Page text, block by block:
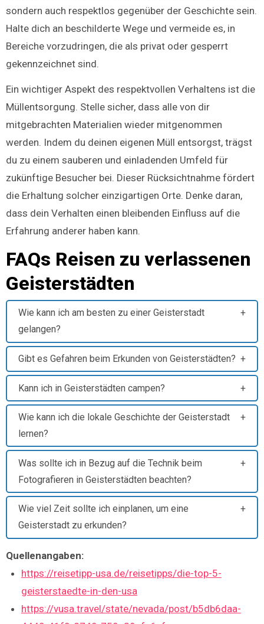
sondern auch respektlos gegenüber der Geschichte sein.
Halte dich an beschilderte Wege und vermeide es, in
Bereiche vorzudringen, die als privat oder gesperrt
gekennzeichnet sind.
Ein wichtiger Aspekt des respektvollen Verhaltens ist die
Müllentsorgung. Stelle sicher, dass alle von dir
mitgebrachten Materialien wieder mitgenommen
werden. Indem du deinen eigenen Müll entsorgst, trägst
du zu einem sauberen und einladenden Umfeld für
zukünftige Besucher bei. Dieser Rücksichtnahme fördert
die Erhaltung solcher einzigartigen Orte. Denke daran,
dass dein Verhalten einen bleibenden Einfluss auf die
Erfahrung anderer haben kann.
FAQs Reisen zu verlassenen
Geisterstädten
Wie kann ich am besten zu einer Geisterstadt
gelangen?
Gibt es Gefahren beim Erkunden von Geisterstädten?
Kann ich in Geisterstädten campen?
Wie kann ich die lokale Geschichte der Geisterstadt
lernen?
Was sollte ich in Bezug auf die Technik beim
Fotografieren in Geisterstädten beachten?
Wie viel Zeit sollte ich einplanen, um eine
Geisterstadt zu erkunden?
Quellenangaben:
https://reisetipp-usa.de/reisetipps/die-top-5-
geisterstaedte-in-den-usa
https://vusa.travel/state/nevada/post/b5db6daa-